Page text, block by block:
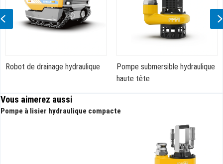
Pompe submersible hydraulique
Pompe à lisier
Previous
Vous aimerez aussi
Pompe à lisier hydraulique compacte